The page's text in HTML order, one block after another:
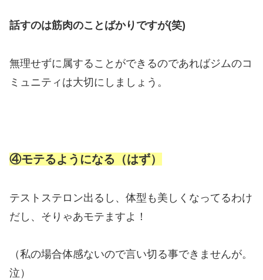
話すのは筋肉のことばかりですが(笑)
無理せずに属することができるのであればジムのコ
ミュニティは大切にしましょう。
④モテるようになる（はず）
テストステロン出るし、体型も美しくなってるわけ
だし、そりゃあモテますよ！
（私の場合体感ないので言い切る事できませんが。
泣）